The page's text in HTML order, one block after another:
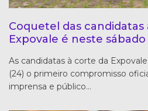
Coquetel das candidatas
Expovale é neste sábado
As candidatas à corte da
(24) o primeiro compromisso
imprensa e público…